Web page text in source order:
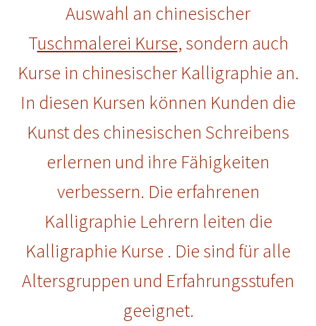
Auswahl an chinesischer
Tuschmalerei Kurse, sondern auch
Kurse in chinesischer Kalligraphie an.
In diesen Kursen können Kunden die
Kunst des chinesischen Schreibens
erlernen und ihre Fähigkeiten
verbessern. Die erfahrenen
Kalligraphie Lehrern leiten die
Kalligraphie Kurse . Die sind für alle
Altersgruppen und Erfahrungsstufen
geeignet.